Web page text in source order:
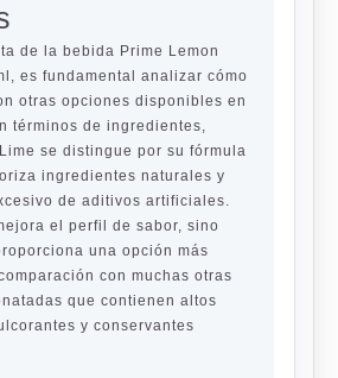
de la bebida Prime Lemon
es fundamental analizar cómo
otras opciones disponibles en
términos de ingredientes,
se distingue por su fórmula
ingredientes naturales y
de aditivos artificiales.
el perfil de sabor, sino
una opción más
con muchas otras
que contienen altos
y conservantes